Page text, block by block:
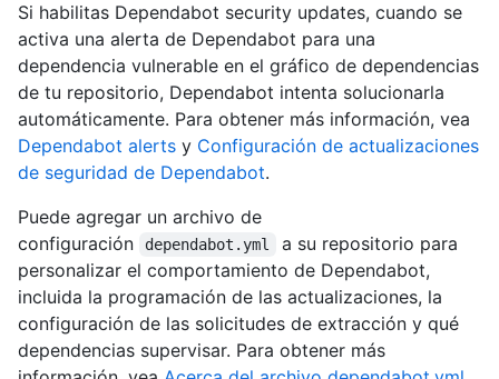
Si habilitas Dependabot security updates, cuando se
activa una alerta de Dependabot para una
dependencia vulnerable en el gráfico de dependencias
de tu repositorio, Dependabot intenta solucionarla
automáticamente. Para obtener más información, vea
Dependabot alerts y Configuración de actualizaciones
de seguridad de Dependabot.
Puede agregar un archivo de
configuración
dependabot.yml
a su repositorio para
personalizar el comportamiento de Dependabot,
incluida la programación de las actualizaciones, la
configuración de las solicitudes de extracción y qué
dependencias supervisar. Para obtener más